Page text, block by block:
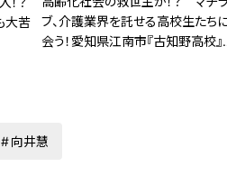
大苦
ブ、介護業界を託せる高校生たち
会う！愛知県江南市『古知野高校』
向井慧